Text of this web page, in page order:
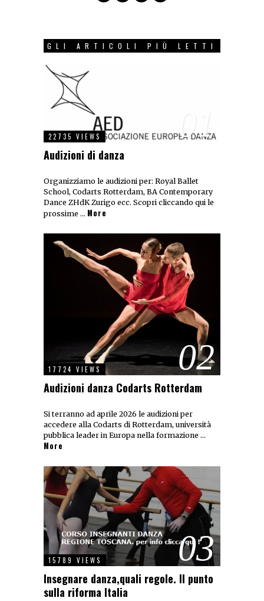
GLI ARTICOLI PIÙ LETTI
01
22735 VIEWS
Audizioni di danza
Organizziamo le audizioni per: Royal Ballet
School, Codarts Rotterdam, BA Contemporary
Dance ZHdK Zurigo ecc. Scopri cliccando qui le
prossime … More
02
17724 VIEWS
Audizioni danza Codarts Rotterdam
Si terranno ad aprile 2026 le audizioni per
accedere alla Codarts di Rotterdam, università
pubblica leader in Europa nella formazione …
More
03
15789 VIEWS
Insegnare danza,quali regole. Il punto
sulla riforma Italia